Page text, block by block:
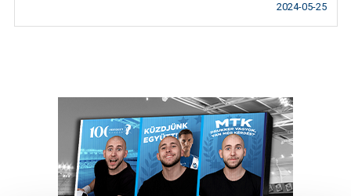
2024-05-25